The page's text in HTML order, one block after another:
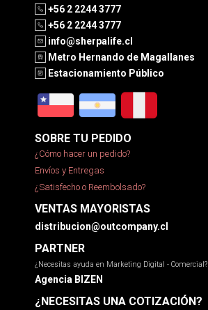
+56 2 2244 3777
+56 2 2244 3777
info@sherpalife.cl
Metro Hernando de Magallanes
Estacionamiento Público
SOBRE TU PEDIDO
¿Cómo hacer un pedido?
Envíos y Entregas
¿Satisfecho o Reembolsado?
VENTAS MAYORISTAS
distribucion@outcompany.cl
PARTNER
¿Necesitas ayuda en Marketing Digital - Comercial?
Agencia BIZEN
¿NECESITAS UNA COTIZACIÓN?